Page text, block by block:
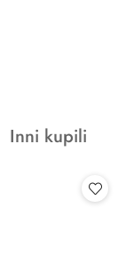
Produkty
Inni kupili